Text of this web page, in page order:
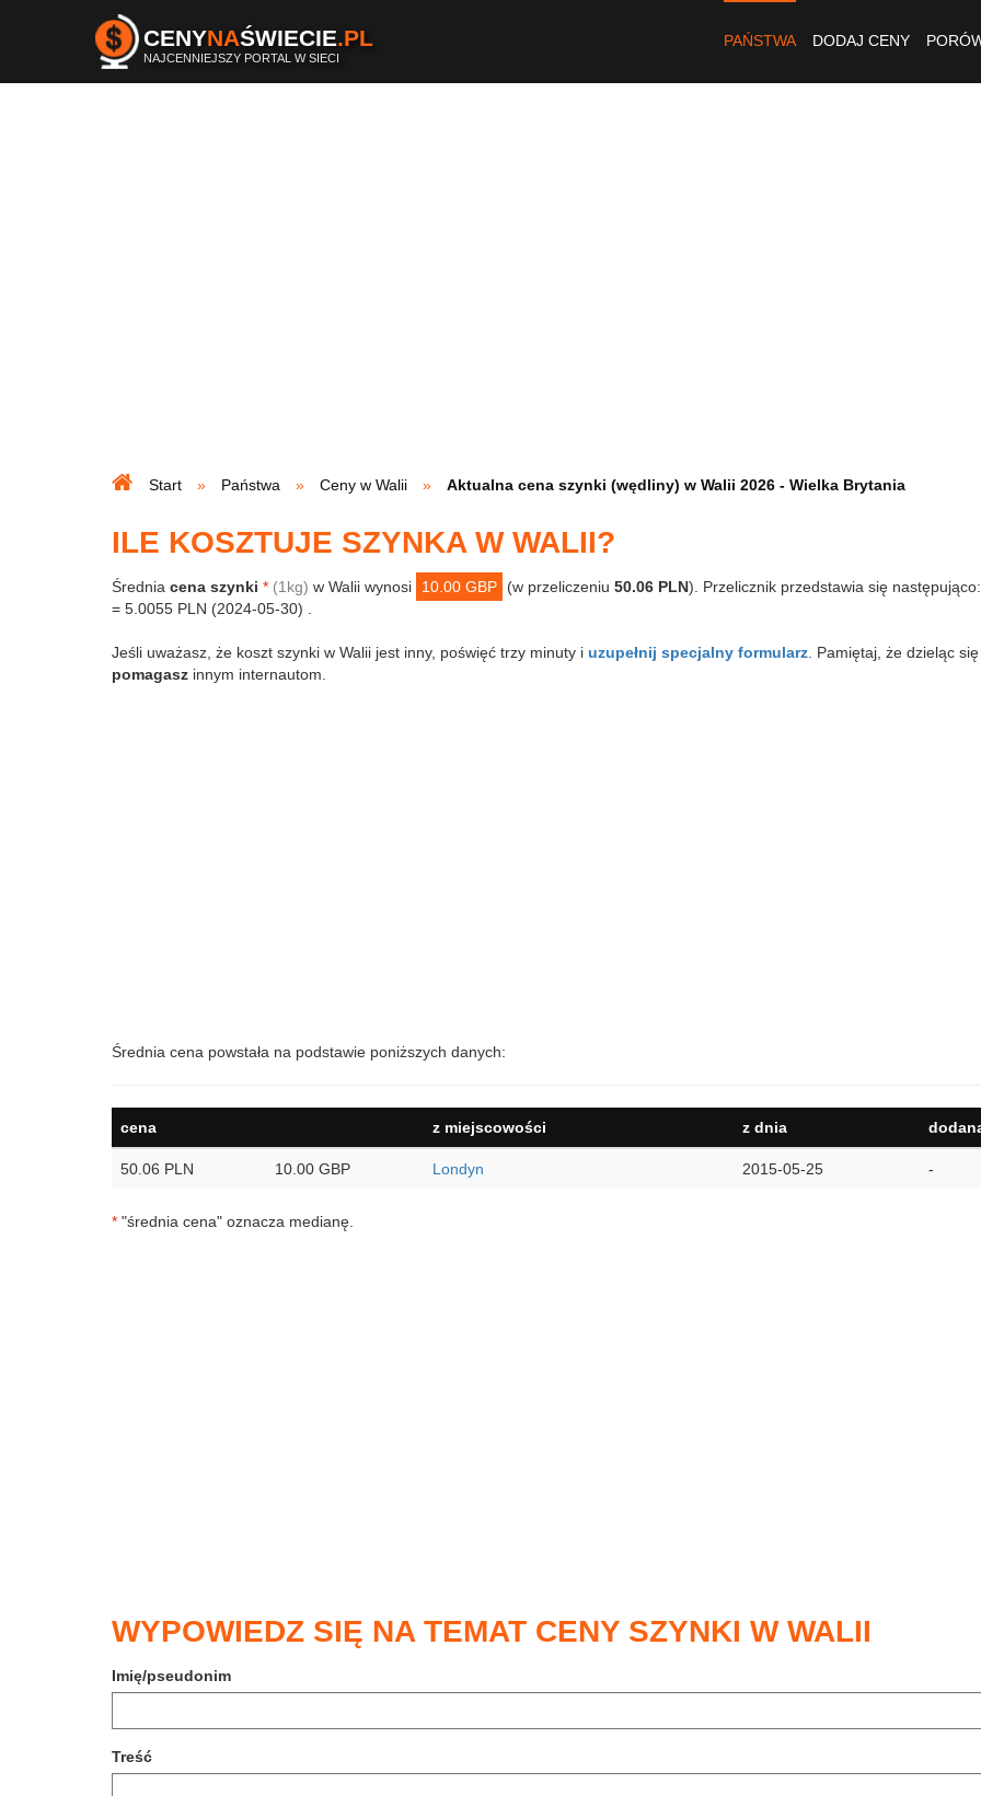
CENYNAŚWIECIE.PL
NAJCENNIEJSZY PORTAL W SIECI
PAŃSTWA DODAJ CENY
Start Państwa Ceny w Walii Aktualna cena szynki (wędliny) w Walii 2026 - Wielka Brytania
ILE KOSZTUJE SZYNKA W WALII?
Średnia cena szynki * (1kg) w Walii wynosi 10.00 GBP (w przeliczeniu 50.06 PLN). Przelicznik przedstawia się
= 5.0055 PLN (2024-05-30) .
Jeśli uważasz, że koszt szynki w Walii jest inny, poświęć trzy minuty i uzupełnij specjalny formularz . Pamiętaj, że dzieląc
pomagasz innym internautom.
Średnia cena powstała na podstawie poniższych danych:
cena z miejscowości z dnia
50.06 PLN 10.00 GBP Londyn 2015-05-25 -
* "średnia cena" oznacza medianę.
WYPOWIEDZ SIĘ NA TEMAT CENY SZYNKI W WALII
Imię/pseudonim
Treść